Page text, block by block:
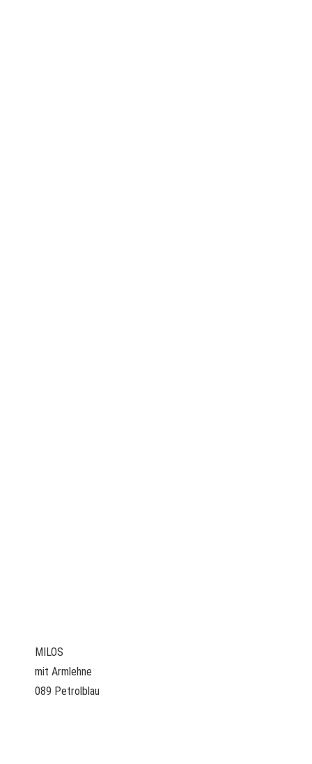
MILOS
mit Armlehne
089 Petrolblau